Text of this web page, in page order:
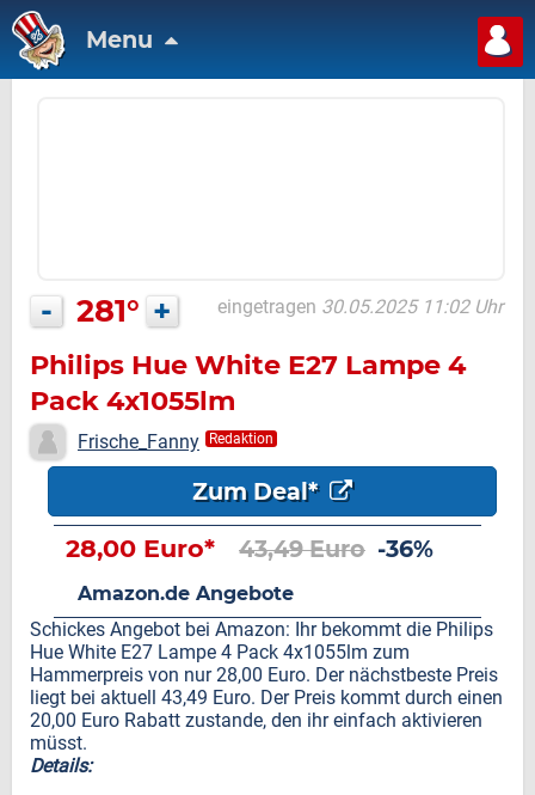
Menu
- 281° + eingetragen 30.05.2025 11:02 Uhr
Philips Hue White E27 Lampe 4
Pack 4x1055lm
Frische_Fanny Redaktion
Zum Deal*
28,00 Euro* 43,49 Euro -36%
Amazon.de Angebote
Schickes Angebot bei Amazon: Ihr bekommt die Philips
Hue White E27 Lampe 4 Pack 4x1055lm zum
Hammerpreis von nur 28,00 Euro. Der nächstbeste Preis
liegt bei aktuell 43,49 Euro. Der Preis kommt durch einen
20,00 Euro Rabatt zustande, den ihr einfach aktivieren
müsst.
Details: